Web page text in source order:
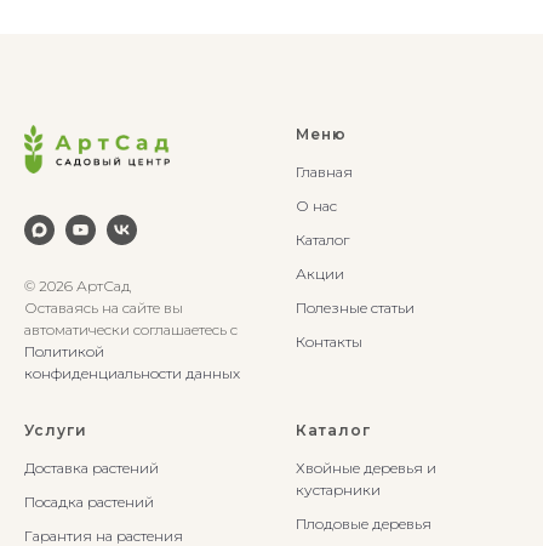
© 2026 АртСад
Оставаясь на сайте вы
автоматически соглашаетесь с
Политикой
конфиденциальности данных
Меню
Главная
О нас
Каталог
Акции
Полезные статьи
Контакты
Услуги
Доставка растений
Посадка растений
Гарантия на растения
Каталог
Хвойные деревья и
кустарники
Плодовые деревья